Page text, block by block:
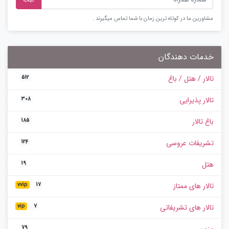
مشاورین ما در کوتاه ترین زمان با شما تماس میگیرند .
خدمات دهندگان
تالار / هتل / باغ 512
تالار پذیرایی 308
باغ تالار 185
تشریفات عروسی 124
هتل 19
تالار های ممتاز vvip 17
تالار های تشریفاتی vip 7